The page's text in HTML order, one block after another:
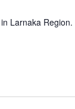
Larnaka